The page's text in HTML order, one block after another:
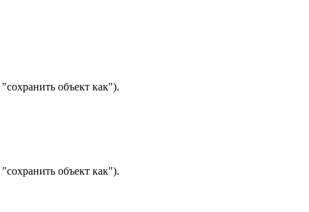
объект как").
объект как").